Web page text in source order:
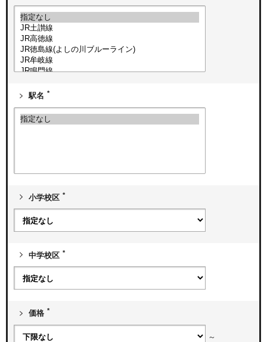
駅名 *
小学校区 *
中学校区 *
価格 *
～